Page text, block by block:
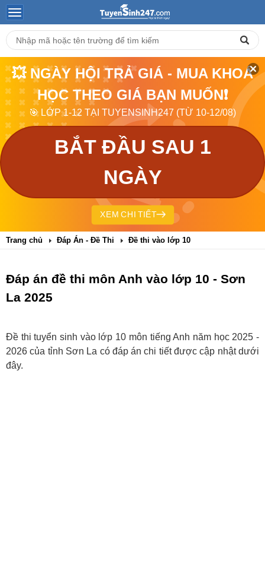
💥 NGÀY HỘI TRẢ GIÁ - MUA KHOÁ
HỌC THEO GIÁ BẠN MUỐN❗
🎯 LỚP 1-12 TẠI TUYENSINH247 (TỪ 10-12/08)
BẮT ĐẦU SAU 1
NGÀY
XEM CHI TIẾT
Trang chủ Đáp Án - Đề Thi Đề thi vào lớp 10
Đáp án đề thi môn Anh vào lớp 10 - Sơn
La 2025
Đề thi tuyển sinh vào lớp 10 môn tiếng Anh năm học 2025 -
2026 của tỉnh Sơn La có đáp án chi tiết được cập nhật dưới
đây.